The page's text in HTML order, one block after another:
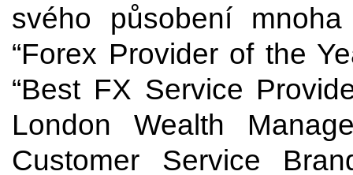
svého působení
“Forex Provider of the
“Best FX Service
London Wealth
Customer Service